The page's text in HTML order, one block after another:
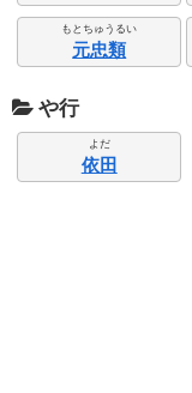
もとちゅうるい
元忠類
や行
よだ
依田